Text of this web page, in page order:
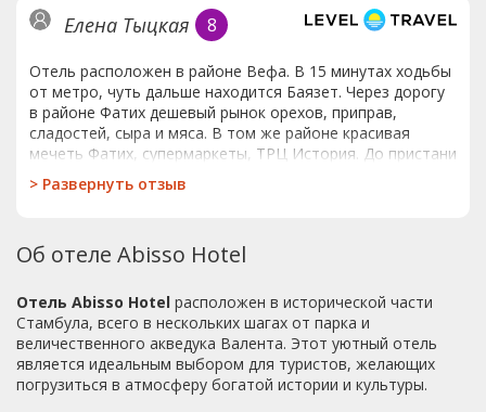
Елена Тыцкая 8
Отель расположен в районе Вефа. В 15 минутах ходьбы
от метро, чуть дальше находится Баязет. Через дорогу
в районе Фатих дешевый рынок орехов, приправ,
сладостей, сыра и мяса. В том же районе красивая
мечеть Фатих, супермаркеты, ТРЦ История. До пристани
Йеникапы тоже можно дойти пешком. Совсем рядом
мечеть Сулеймание. При желании до Топкапы, Айя
архитектурой Стамбула, что я и делала). А для тех, кто
фото: три кровати, две из них двуспальные. Санузел
вполне нормальный, вся сантехника работала, вода
холодная и горячая без перебоев, напор
хороший.Мебель по внешнему виду очень старая из
ДСП. Но вполне крепкая и свои функции выполняет. В
номере есть сейф, телевизор (не включала), тапочки,
> Развернуть отзыв
Об отеле Abisso Hotel
Отель Abisso Hotel расположен в исторической части
Стамбула, всего в нескольких шагах от парка и
величественного акведука Валента. Этот уютный отель
является идеальным выбором для туристов, желающих
погрузиться в атмосферу богатой истории и культуры.